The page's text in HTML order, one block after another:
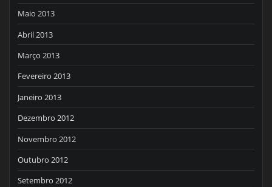
Maio 2013
Abril 2013
Março 2013
Fevereiro 2013
Janeiro 2013
Dezembro 2012
Novembro 2012
Outubro 2012
Setembro 2012